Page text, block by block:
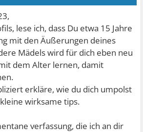
lese ich, dass Du etwa 15 Jahre
mit den Äußerungen deines
Mädels wird für dich eben neu
dem Alter lernen, damit
erkläre, wie du dich umpolst
wirksame tips.
verfassung, die ich an dir